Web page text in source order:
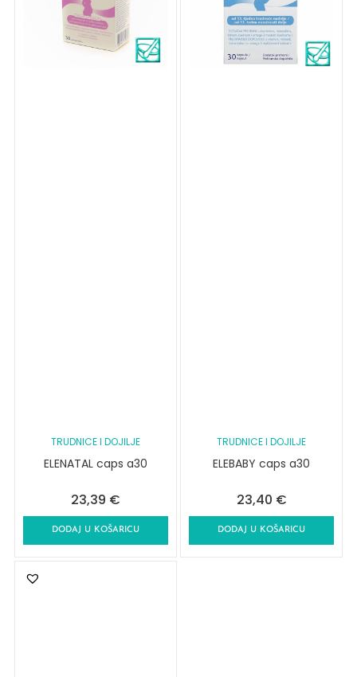
TRUDNICE I DOJILJE
ELENATAL caps a30
23,39 €
DODAJ U KOŠARICU
TRUDNICE I DOJILJE
ELEBABY caps a30
23,40 €
DODAJ U KOŠARICU